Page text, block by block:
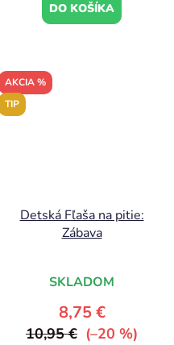
DO KOŠÍKA
AKCIA %
TIP
Detská Fľaša na pitie:
Zábava
SKLADOM
8,75 €
10,95 € (–20 %)